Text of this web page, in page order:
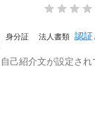
身分証 法人書類 認証
自己紹介文が設定され